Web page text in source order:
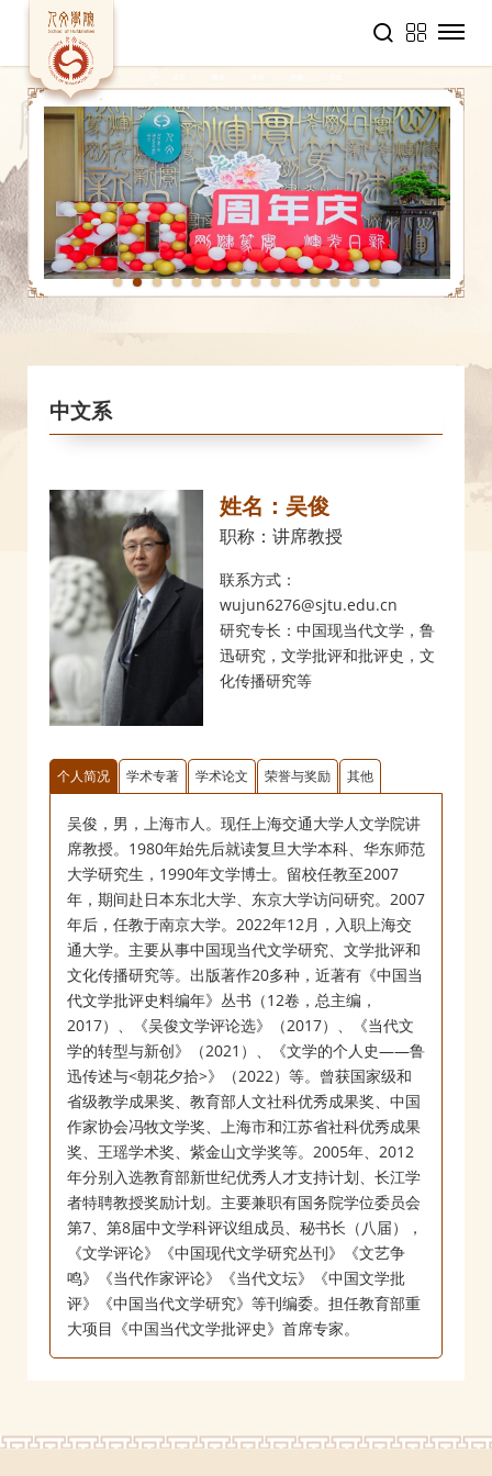
4 5 6 7 8 9 10 11 12 13 14
中文系
姓名：吴俊
职称：讲席教授
联系方式：
wujun6276@sjtu.edu.cn
研究专长：中国现当代文学，鲁
迅研究，文学批评和批评史，文
化传播研究等
个人简况 学术专著 学术论文 荣誉与奖励 其他
吴俊，男，上海市人。现任上海交通大学人文学院讲
席教授。1980年始先后就读复旦大学本科、华东师范
大学研究生，1990年文学博士。留校任教至2007
年，期间赴日本东北大学、东京大学访问研究。2007
年后，任教于南京大学。2022年12月，入职上海交
通大学。主要从事中国现当代文学研究、文学批评和
文化传播研究等。出版著作20多种，近著有《中国当
代文学批评史料编年》丛书（12卷，总主编，
2017）、《吴俊文学评论选》（2017）、《当代文
学的转型与新创》（2021）、《文学的个人史——鲁
迅传述与<朝花夕拾>》（2022）等。曾获国家级和
省级教学成果奖、教育部人文社科优秀成果奖、中国
作家协会冯牧文学奖、上海市和江苏省社科优秀成果
奖、王瑶学术奖、紫金山文学奖等。2005年、2012
年分别入选教育部新世纪优秀人才支持计划、长江学
者特聘教授奖励计划。主要兼职有国务院学位委员会
第7、第8届中文学科评议组成员、秘书长（八届），
《文学评论》《中国现代文学研究丛刊》《文艺争
鸣》《当代作家评论》《当代文坛》《中国文学批
评》《中国当代文学研究》等刊编委。担任教育部重
大项目《中国当代文学批评史》首席专家。